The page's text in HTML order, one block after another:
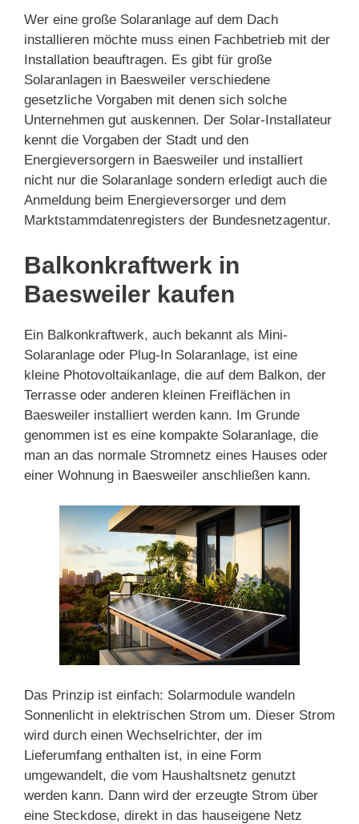
Wer eine große Solaranlage auf dem Dach
installieren möchte muss einen Fachbetrieb mit der
Installation beauftragen. Es gibt für große
Solaranlagen in Baesweiler verschiedene
gesetzliche Vorgaben mit denen sich solche
Unternehmen gut auskennen. Der Solar-Installateur
kennt die Vorgaben der Stadt und den
Energieversorgern in Baesweiler und installiert
nicht nur die Solaranlage sondern erledigt auch die
Anmeldung beim Energieversorger und dem
Marktstammdatenregisters der Bundesnetzagentur.
Balkonkraftwerk in
Baesweiler kaufen
Ein Balkonkraftwerk, auch bekannt als Mini-
Solaranlage oder Plug-In Solaranlage, ist eine
kleine Photovoltaikanlage, die auf dem Balkon, der
Terrasse oder anderen kleinen Freiflächen in
Baesweiler installiert werden kann. Im Grunde
genommen ist es eine kompakte Solaranlage, die
man an das normale Stromnetz eines Hauses oder
einer Wohnung in Baesweiler anschließen kann.
Das Prinzip ist einfach: Solarmodule wandeln
Sonnenlicht in elektrischen Strom um. Dieser Strom
wird durch einen Wechselrichter, der im
Lieferumfang enthalten ist, in eine Form
umgewandelt, die vom Haushaltsnetz genutzt
werden kann. Dann wird der erzeugte Strom über
eine Steckdose, direkt in das hauseigene Netz